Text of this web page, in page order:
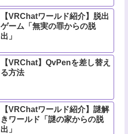
【VRChatワールド紹介】脱出
ゲーム「無実の罪からの脱
出」
【VRChat】QvPenを差し替え
る方法
【VRChatワールド紹介】謎解
きワールド「謎の家からの脱
出」